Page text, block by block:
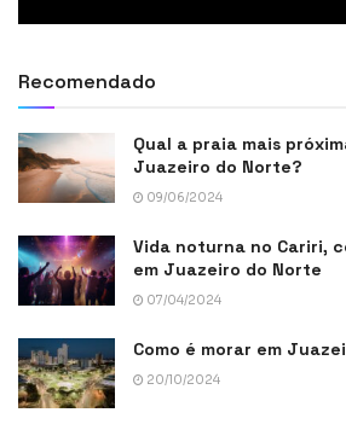
Recomendado
Qual a praia mais
Juazeiro do Norte?
09/06/2024
Vida noturna no Cariri,
em Juazeiro do Norte
07/04/2024
Como é morar em
20/10/2024